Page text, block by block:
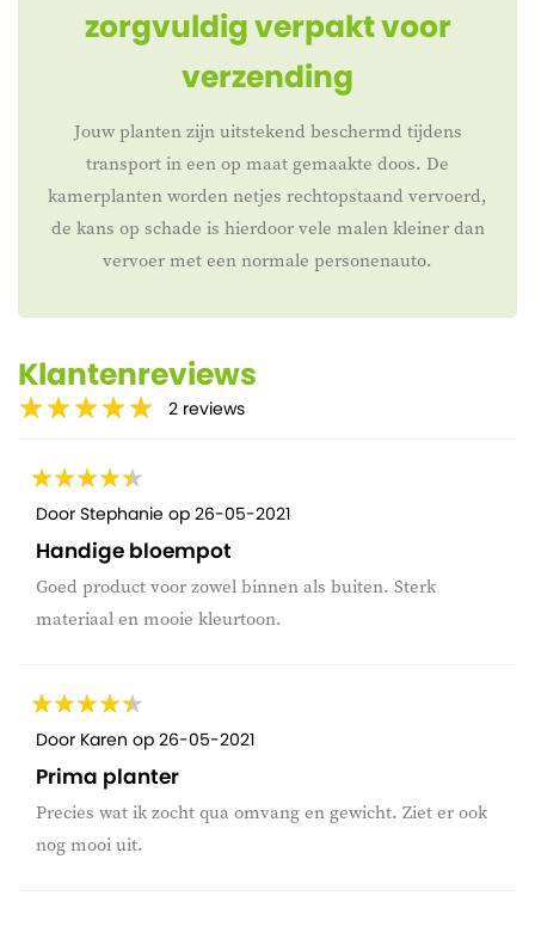
zorgvuldig verpakt voor
verzending
Jouw planten zijn uitstekend beschermd tijdens
transport in een op maat gemaakte doos. De
kamerplanten worden netjes rechtopstaand vervoerd,
de kans op schade is hierdoor vele malen kleiner dan
vervoer met een normale personenauto.
Klantenreviews
2 reviews
Door Stephanie op 26-05-2021
Handige bloempot
Goed product voor zowel binnen als buiten. Sterk
materiaal en mooie kleurtoon.
Door Karen op 26-05-2021
Prima planter
Precies wat ik zocht qua omvang en gewicht. Ziet er ook
nog mooi uit.